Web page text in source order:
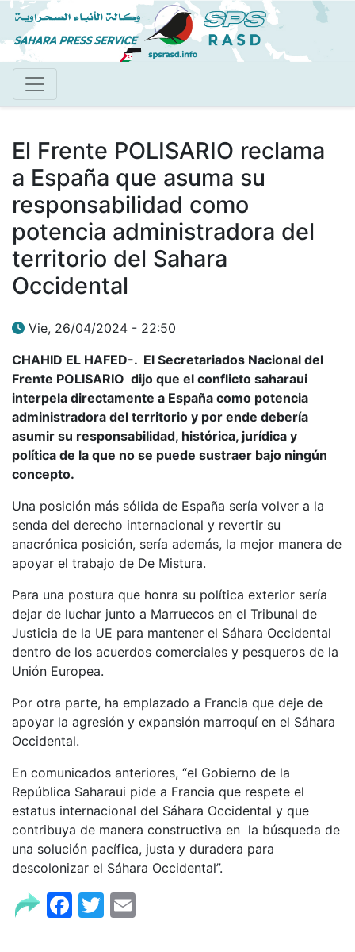
Pasar
al
contenido
El Frente POLISARIO reclama
a España que asuma su
responsabilidad como
potencia administradora del
territorio del Sahara
Occidental
Vie, 26/04/2024 - 22:50
CHAHID EL HAFED-. El Secretariados Nacional del
Frente POLISARIO dijo que el conflicto saharaui
interpela directamente a España como potencia
administradora del territorio y por ende debería
asumir su responsabilidad, histórica, jurídica y
política de la que no se puede sustraer bajo ningún
concepto.
Una posición más sólida de España sería volver a la
senda del derecho internacional y revertir su
anacrónica posición, sería además, la mejor manera de
apoyar el trabajo de De Mistura.
Para una postura que honra su política exterior sería
dejar de luchar junto a Marruecos en el Tribunal de
Justicia de la UE para mantener el Sáhara Occidental
dentro de los acuerdos comerciales y pesqueros de la
Unión Europea.
Por otra parte, ha emplazado a Francia que deje de
apoyar la agresión y expansión marroquí en el Sáhara
Occidental.
En comunicados anteriores, “el Gobierno de la
República Saharaui pide a Francia que respete el
estatus internacional del Sáhara Occidental y que
contribuya de manera constructiva en la búsqueda de
una solución pacífica, justa y duradera para
descolonizar el Sáhara Occidental”.
Facebook
Twitter